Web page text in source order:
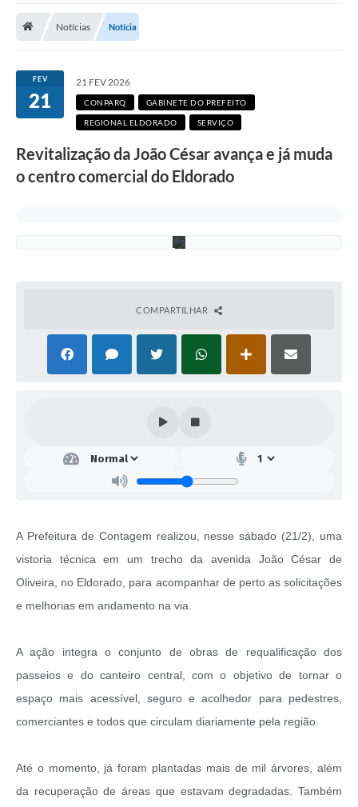
Notícias Notícia
FEV
21
21 FEV 2026
CONPARQ GABINETE DO PREFEITO
REGIONAL ELDORADO SERVIÇO
Revitalização da João César avança e já muda
o centro comercial do Eldorado
i
S
a
l
m
COMPARTILHAR
A Prefeitura de Contagem realizou, nesse sábado (21/2), uma
vistoria técnica em um trecho da avenida João César de
Oliveira, no Eldorado, para acompanhar de perto as solicitações
e melhorias em andamento na via.
A ação integra o conjunto de obras de requalificação dos
passeios e do canteiro central, com o objetivo de tornar o
espaço mais acessível, seguro e acolhedor para pedestres,
comerciantes e todos que circulam diariamente pela região.
Até o momento, já foram plantadas mais de mil árvores, além
da recuperação de áreas que estavam degradadas. Também